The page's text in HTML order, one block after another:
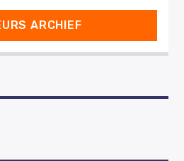
ARCHIEF